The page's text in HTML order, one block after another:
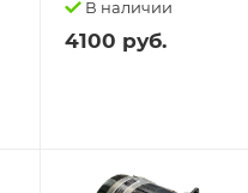
В наличии
4100 руб.